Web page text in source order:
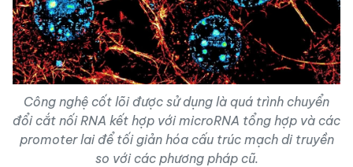
Công nghệ cốt lõi được sử dụng là quá trình chuyển
đổi cắt nối RNA kết hợp với microRNA tổng hợp và các
promoter lai để tối giản hóa cấu trúc mạch di truyền
so với các phương pháp cũ.